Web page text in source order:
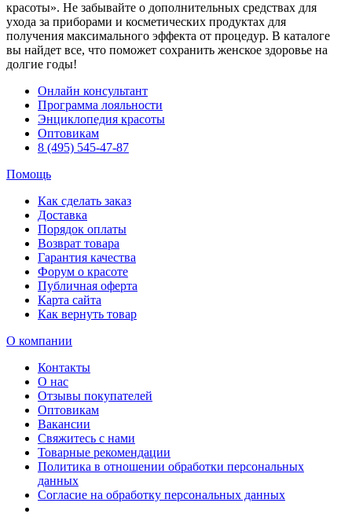
красоты». Не забывайте о дополнительных средствах для
ухода за приборами и косметических продуктах для
получения максимального эффекта от процедур. В каталоге
вы найдет все, что поможет сохранить женское здоровье на
долгие годы!
Онлайн консультант
Программа лояльности
Энциклопедия красоты
Оптовикам
8 (495) 545-47-87
Помощь
Как сделать заказ
Доставка
Порядок оплаты
Возврат товара
Гарантия качества
Форум о красоте
Публичная оферта
Карта сайта
Как вернуть товар
О компании
Контакты
О нас
Отзывы покупателей
Оптовикам
Вакансии
Свяжитесь с нами
Товарные рекомендации
Политика в отношении обработки персональных
данных
Согласие на обработку персональных данных